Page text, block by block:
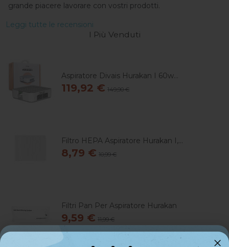
grande piacere lavorare con vostri prodotti.
Leggi tutte le recensioni
I Più Venduti
Aspiratore Divais Hurakan I 60w...
119,92 € 149,90 €
Filtro HEPA Aspiratore Hurakan I,...
8,79 € 10,99 €
Filtri Pan Per Aspiratore Hurakan
9,59 € 11,99 €